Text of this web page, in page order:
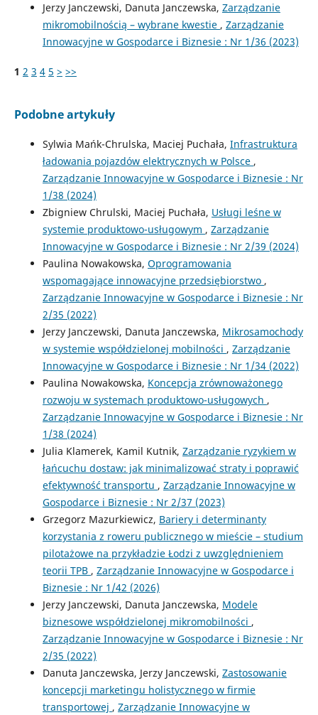
Jerzy Janczewski, Danuta Janczewska, Zarządzanie
mikromobilnością – wybrane kwestie , Zarządzanie
Innowacyjne w Gospodarce i Biznesie : Nr 1/36 (2023)
1 2 3 4 5 > >>
Podobne artykuły
Sylwia Mańk-Chrulska, Maciej Puchała, Infrastruktura
ładowania pojazdów elektrycznych w Polsce ,
Zarządzanie Innowacyjne w Gospodarce i Biznesie : Nr
1/38 (2024)
Zbigniew Chrulski, Maciej Puchała, Usługi leśne w
systemie produktowo-usługowym , Zarządzanie
Innowacyjne w Gospodarce i Biznesie : Nr 2/39 (2024)
Paulina Nowakowska, Oprogramowania
wspomagające innowacyjne przedsiębiorstwo ,
Zarządzanie Innowacyjne w Gospodarce i Biznesie : Nr
2/35 (2022)
Jerzy Janczewski, Danuta Janczewska, Mikrosamochody
w systemie współdzielonej mobilności , Zarządzanie
Innowacyjne w Gospodarce i Biznesie : Nr 1/34 (2022)
Paulina Nowakowska, Koncepcja zrównoważonego
rozwoju w systemach produktowo-usługowych ,
Zarządzanie Innowacyjne w Gospodarce i Biznesie : Nr
1/38 (2024)
Julia Klamerek, Kamil Kutnik, Zarządzanie ryzykiem w
łańcuchu dostaw: jak minimalizować straty i poprawić
efektywność transportu , Zarządzanie Innowacyjne w
Gospodarce i Biznesie : Nr 2/37 (2023)
Grzegorz Mazurkiewicz, Bariery i determinanty
korzystania z roweru publicznego w mieście – studium
pilotażowe na przykładzie Łodzi z uwzględnieniem
teorii TPB , Zarządzanie Innowacyjne w Gospodarce i
Biznesie : Nr 1/42 (2026)
Jerzy Janczewski, Danuta Janczewska, Modele
biznesowe współdzielonej mikromobilności ,
Zarządzanie Innowacyjne w Gospodarce i Biznesie : Nr
2/35 (2022)
Danuta Janczewska, Jerzy Janczewski, Zastosowanie
koncepcji marketingu holistycznego w firmie
transportowej , Zarządzanie Innowacyjne w